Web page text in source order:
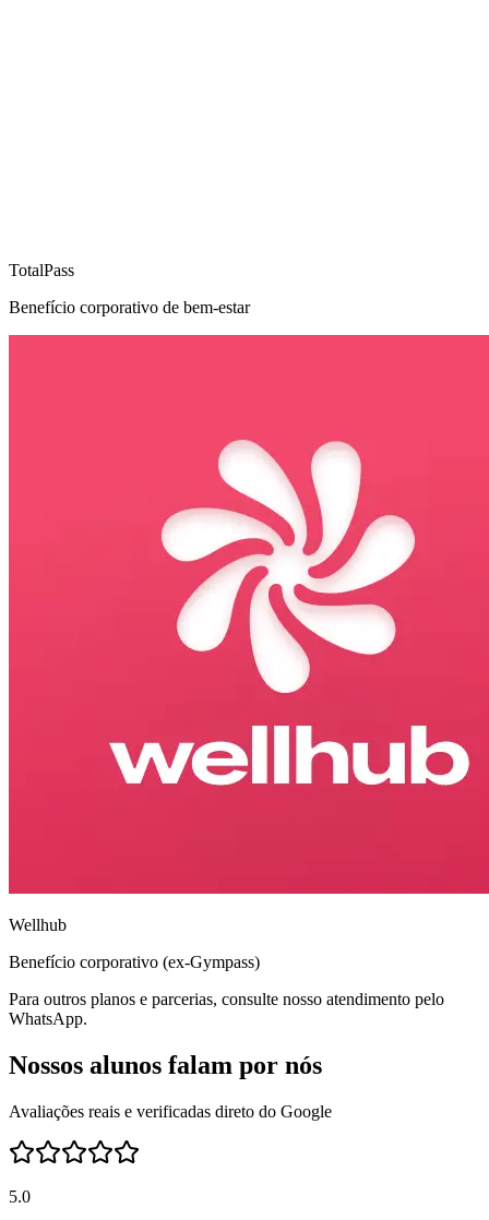
TotalPass
Benefício corporativo de bem-estar
Wellhub
Benefício corporativo (ex-Gympass)
Para outros planos e parcerias, consulte nosso atendimento pelo
WhatsApp.
Nossos alunos falam por nós
Avaliações reais e verificadas direto do Google
5.0